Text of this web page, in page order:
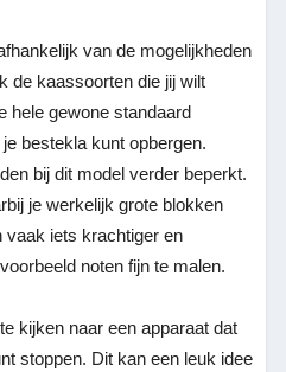
van de mogelijkheden
de kaassoorten die jij wilt
hele gewone standaard
bestekla kunt opbergen.
bij dit model verder beperkt.
je werkelijk grote blokken
vaak iets krachtiger en
noten fijn te malen.
kijken naar een apparaat dat
stoppen. Dit kan een leuk idee